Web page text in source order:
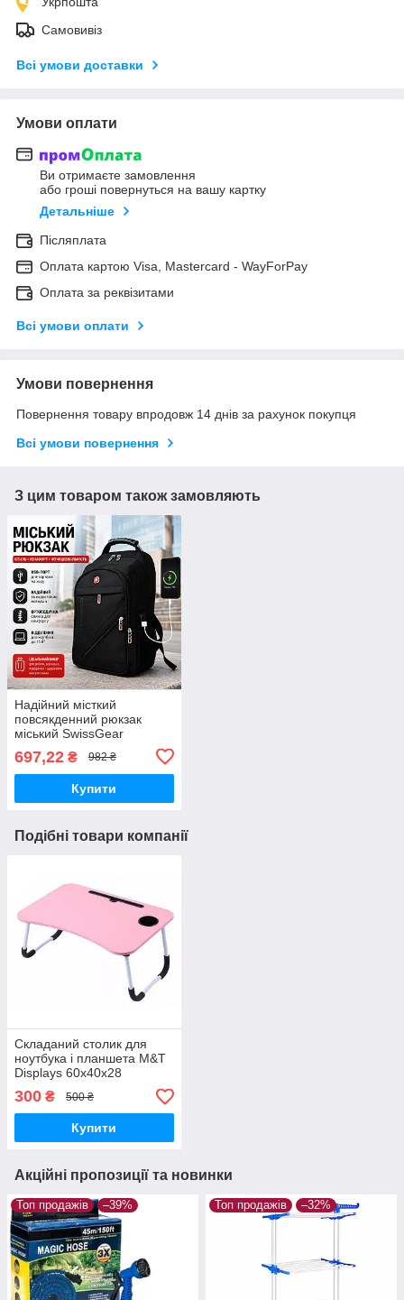
Самовивіз
Всі умови доставки
Умови оплати
Ви отримаєте замовлення
або гроші повернуться на вашу картку
Детальніше
Післяплата
Оплата картою Visa, Mastercard - WayForPay
Оплата за реквізитами
Всі умови оплати
Умови повернення
Повернення товару впродовж 14 днів за рахунок покупця
Всі умови повернення
З цим товаром також замовляють
Надійний місткий
повсякденний рюкзак
міський SwissGear
697,22 ₴ 982 ₴
Купити
Подібні товари компанії
Складаний столик для
ноутбука і планшета M&T
Displays 60х40х28
Рожевий РОЗПРОДАЖ
300 ₴ 500 ₴
Купити
Акційні пропозиції та новинки
Топ продажів –39% Топ продажів –32%